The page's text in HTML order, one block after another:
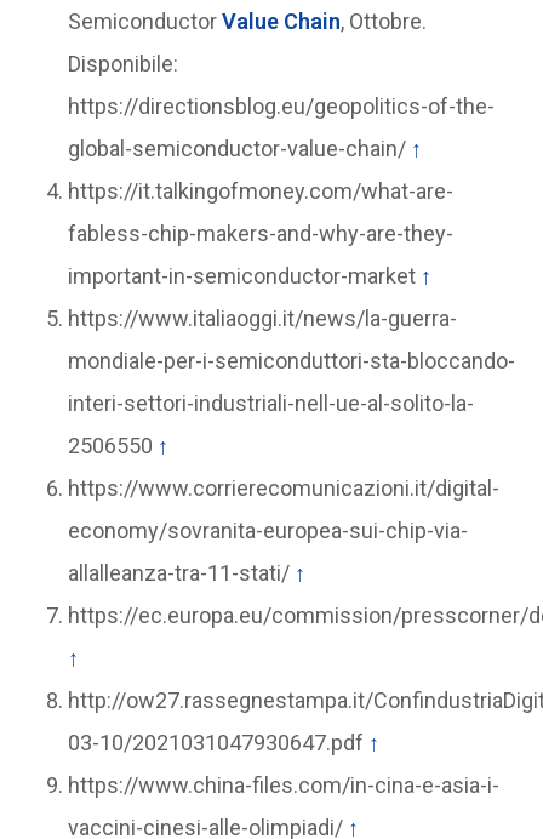
SemiconductorValue Chain, Ottobre.
Disponibile:
https://directionsblog.eu/geopolitics-of-the-
global-semiconductor-value-chain/ ↑
https://it.talkingofmoney.com/what-are-
fabless-chip-makers-and-why-are-they-
important-in-semiconductor-market ↑
https://www.italiaoggi.it/news/la-guerra-
mondiale-per-i-semiconduttori-sta-bloccando-
interi-settori-industriali-nell-ue-al-solito-la-
2506550 ↑
https://www.corrierecomunicazioni.it/digital-
economy/sovranita-europea-sui-chip-via-
allalleanza-tra-11-stati/ ↑
https://ec.europa.eu/commission/presscorner/
↑
http://ow27.rassegnestampa.it/
03-10/2021031047930647.pdf ↑
https://www.china-files.com/in-cina-e-asia-i-
vaccini-cinesi-alle-olimpiadi/ ↑